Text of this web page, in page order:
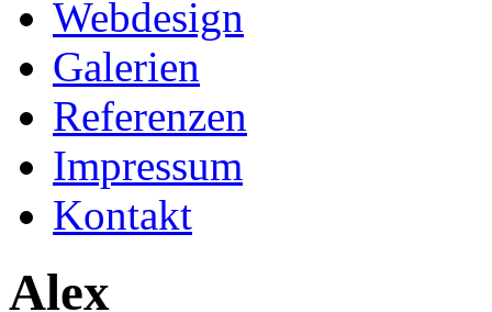
Webdesign
Galerien
Referenzen
Impressum
Kontakt
Alex